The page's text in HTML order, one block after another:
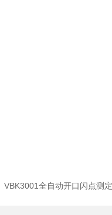
VBK3001全自动开口闪点测